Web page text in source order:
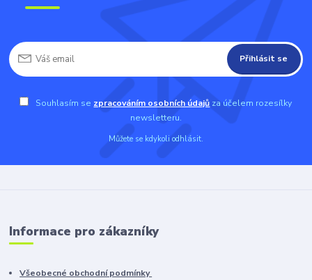
Přihlásit se
Souhlasím se zpracováním osobních údajů za účelem rozesílky
newsletteru.
Můžete se kdykoli odhlásit.
Informace pro zákazníky
Všeobecné obchodní podmínky